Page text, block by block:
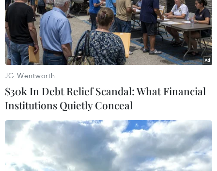
Quan ngại khủng hoảng kinh tế ở
JG Wentworth
$30k In Debt Relief Scandal: What Financial
Institutions Quietly Conceal